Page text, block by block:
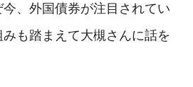
、外国債券が注目されてい
も踏まえて大槻さんに話を